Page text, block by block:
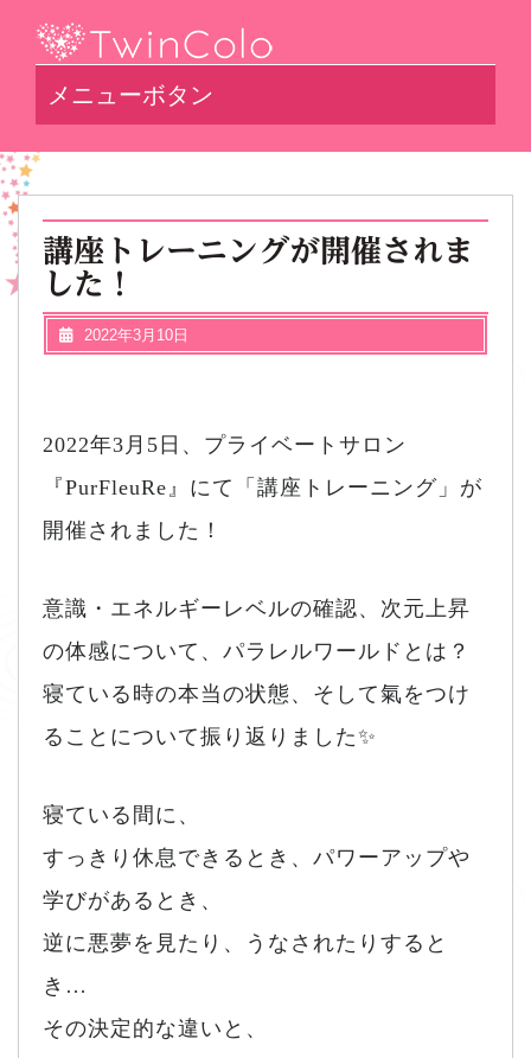
メニューボタン
講座トレーニングが開催されま
した！
2022年3月10日
2022年3月5日、プライベートサロン
『PurFleuRe』にて「講座トレーニング」が
開催されました！
意識・エネルギーレベルの確認、次元上昇
の体感について、パラレルワールドとは？
寝ている時の本当の状態、そして氣をつけ
ることについて振り返りました✨
寝ている間に、
すっきり休息できるとき、パワーアップや
学びがあるとき、
逆に悪夢を見たり、うなされたりすると
き…
その決定的な違いと、